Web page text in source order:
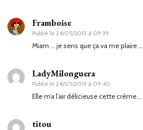
Framboise
Publié le 24/05/2013 à 09:39
Miam … je sens que ça va me plaire …
LadyMilonguera
Publié le 24/05/2013 à 09:40
Elle m’a l’air délicieuse cette crème…
titou